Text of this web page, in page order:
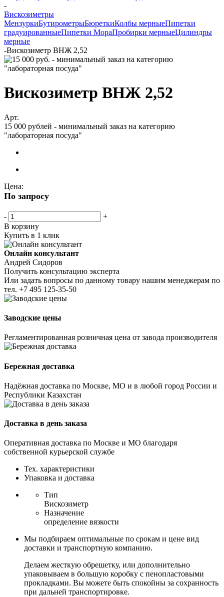
-
Вискозиметры
МензуркиБутирометрыБюреткиКолбы мерныеПипетки
градуированныеПипетки МораПробирки мерныеЦилиндры
мерные
-Вискозиметр ВНЖ 2,52
Вискозиметр ВНЖ 2,52
Арт.
15 000 рублей - минимальный заказ на категорию
"лабораторная посуда"
Цена:
По запросу
-
+
В корзину
Купить в 1 клик
Онлайн консультант
Андрей Сидоров
Получить консультацию эксперта
Или задать вопросы по данному товару нашим менеджерам по
тел. +7 495 125-35-50
Заводские цены
Регламентированная розничная цена от завода производителя
Бережная доставка
Надёжная доставка по Москве, МО и в любой город России и
Республики Казахстан
Доставка в день заказа
Оперативная доставка по Москве и МО благодаря
собственной курьерской службе
Тех. характеристики
Упаковка и доставка
Тип
Вискозиметр
Назначение
определение вязкости
Мы подбираем оптимальные по срокам и цене вид
доставки и транспортную компанию.
Делаем жесткую обрешетку, или дополнительно
упаковываем в большую коробку с пенопластовыми
прокладками. Вы можете быть спокойны за сохранность
при дальней транспортировке.